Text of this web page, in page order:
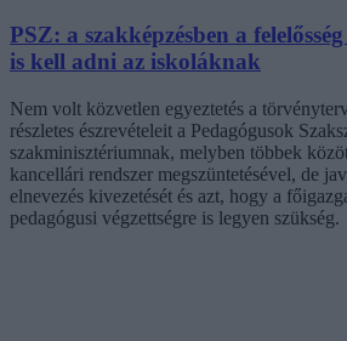
PSZ: a szakképzésben a
is kell adni az iskoláknak
Nem volt közvetlen egyeztetés a
részletes észrevételeit a Pedagógusok
szakminisztériumnak, melyben többek
kancellári rendszer megszüntetésével, de
elnevezés kivezetését és azt, hogy a
pedagógusi végzettségre is legyen szükség.